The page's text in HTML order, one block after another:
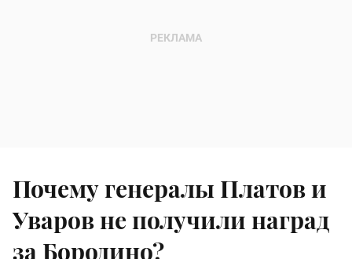
Почему генералы Платов и
Уваров не получили наград
за Бородино?